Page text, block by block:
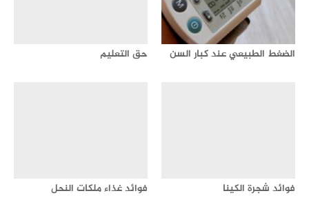
الضغط الطبيعي عند كبار السن حق التعليم
فوائد شجرة الكينا فوائد غذاء ملكات النحل